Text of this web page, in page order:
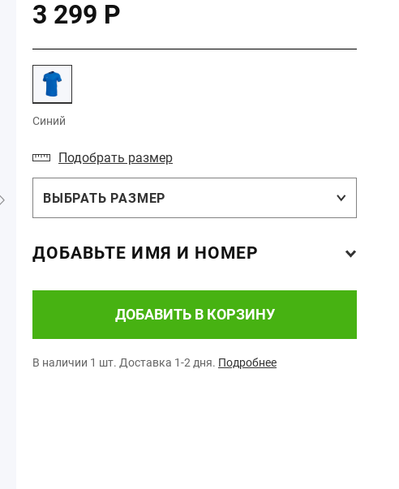
3 299 Р
Синий
Подобрать размер
ВЫБРАТЬ РАЗМЕР
ДОБАВЬТЕ ИМЯ И НОМЕР
ДОБАВИТЬ В КОРЗИНУ
В наличии 1 шт. Доставка 1-2 дня. Подробнее